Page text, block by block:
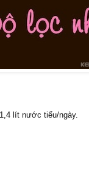
lít nước tiểu/ngày.